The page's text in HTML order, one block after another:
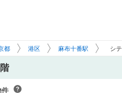
都 港区 麻布十番駅 シ